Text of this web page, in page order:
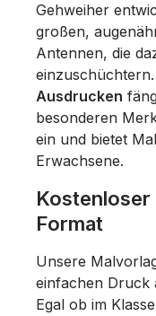
Gehweiher
großen,
Antennen, die
einzuschüchtern.
Ausdrucken
besonderen
ein und bietet
Erwachsene.
Format
Unsere
einfachen Druck
Egal ob im